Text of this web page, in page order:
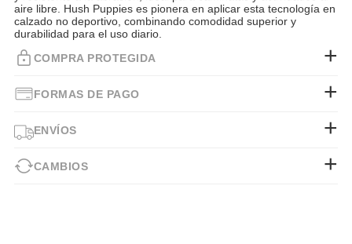
aire libre. Hush Puppies es pionera en aplicar esta tecnología en
calzado no deportivo, combinando comodidad superior y
durabilidad para el uso diario.
COMPRA PROTEGIDA
FORMAS DE PAGO
ENVÍOS
CAMBIOS